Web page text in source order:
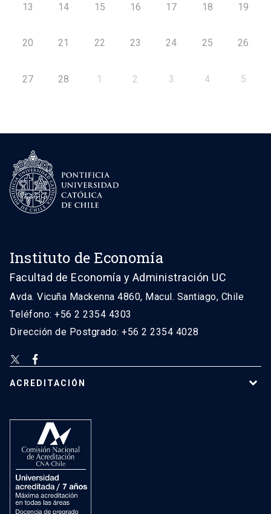
13 14 15 16 17 18 19
20 21 22 23 24 25 26
27 28 1 2 3 4 5
Instituto de Economía
Facultad de Economía y Administración UC
Avda. Vicuña Mackenna 4860, Macul. Santiago, Chile
Teléfono: +56 2 2354 4303
Dirección de Postgrado: +56 2 2354 4028
ACREDITACIÓN